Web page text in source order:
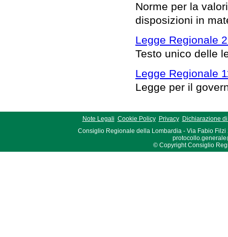
Norme per la
disposizioni in
Legge Regionale
Testo unico delle
Legge Regionale
Legge per il
Note Legali Cookie Policy Privacy
Dichiarazione
Consiglio Regionale della Lombardia - Via Fabio Filzi
© Copyright Consiglio